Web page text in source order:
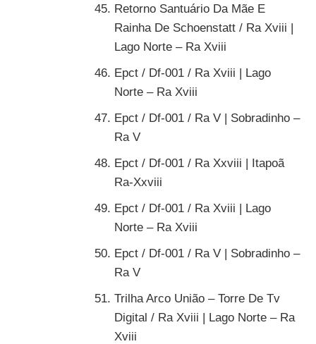
Retorno Santuário Da Mãe E
Rainha De Schoenstatt / Ra Xviii |
Lago Norte – Ra Xviii
Epct / Df-001 / Ra Xviii | Lago
Norte – Ra Xviii
Epct / Df-001 / Ra V | Sobradinho –
Ra V
Epct / Df-001 / Ra Xxviii | Itapoã
Ra-Xxviii
Epct / Df-001 / Ra Xviii | Lago
Norte – Ra Xviii
Epct / Df-001 / Ra V | Sobradinho –
Ra V
Trilha Arco União – Torre De Tv
Digital / Ra Xviii | Lago Norte – Ra
Xviii